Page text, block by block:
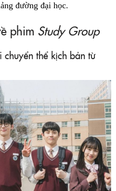
đường đại học.
phim Study Group
thể kịch bản từ